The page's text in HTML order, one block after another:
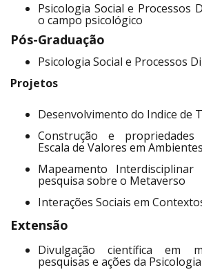
Psicologia Social e Processos
o campo psicológico
Pós-Graduação
Psicologia Social e Processos
Projetos
Desenvolvimento do Indice de
Construção e propriedades
Escala de Valores em
Mapeamento
pesquisa sobre o Metaverso
Interações Sociais em
Extensão
Divulgação científica em
pesquisas e ações da